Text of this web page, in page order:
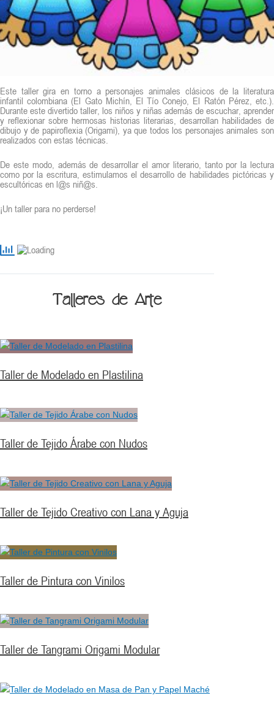
Este taller gira en torno a personajes animales clásicos de la literatura
infantil colombiana (El Gato Michín, El Tío Conejo, El Ratón Pérez, etc.).
Durante este divertido taller, los niños y niñas además de escuchar, aprender
y reflexionar sobre hermosas historias literarias, desarrollan habilidades de
dibujo y de papiroflexia (Origami), ya que todos los personajes animales son
realizados con estas técnicas.
De este modo, además de desarrollar el amor literario, tanto por la lectura
como por la escritura, estimulamos el desarrollo de habilidades pictóricas y
escultóricas en l@s niñ@s.
¡Un taller para no perderse!
Talleres de Arte
Taller de Modelado en Plastilina
Taller de Tejido Árabe con Nudos
Taller de Tejido Creativo con Lana y Aguja
Taller de Pintura con Vinilos
Taller de Tangrami Origami Modular